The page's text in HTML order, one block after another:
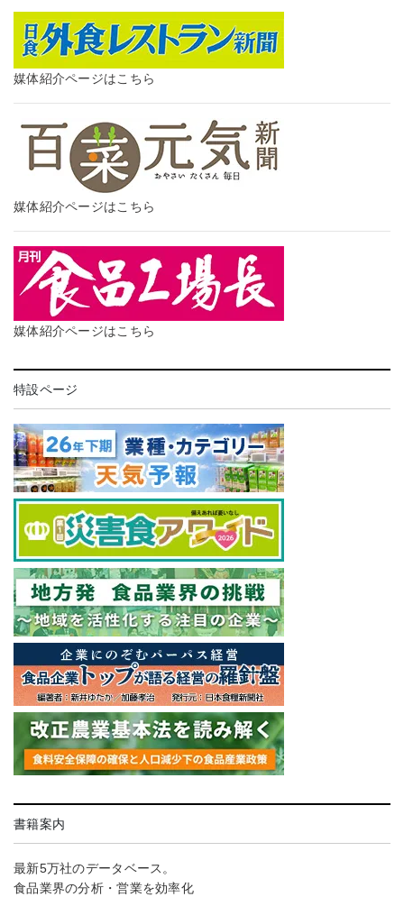
媒体紹介ページはこちら
媒体紹介ページはこちら
媒体紹介ページはこちら
特設ページ
書籍案内
最新5万社のデータベース。
食品業界の分析・営業を効率化